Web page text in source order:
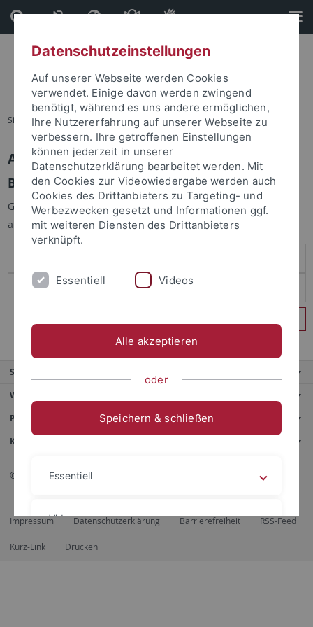
Direkt
zum
Inhalt
Direkt
zur
Fußleiste
Sie sind hier: Startseite
Anmelden
Benutzeranmeldung
Geben Sie Ihren Benutzernamen und Ihr Passwort an um sich
anzumelden:
Service
Weitere Angebote
Portale
Kontaktinfo
© 2026 Eberhard Karls Universität Tübingen, Tübingen
Impressum Datenschutzerklärung Barrierefreiheit RSS-Feed
Kurz-Link Drucken
Datenschutzeinstellungen
Auf unserer Webseite werden Cookies
verwendet. Einige davon werden zwingend
benötigt, während es uns andere ermöglichen,
Ihre Nutzererfahrung auf unserer Webseite zu
verbessern. Ihre getroffenen Einstellungen
können jederzeit in unserer
Datenschutzerklärung bearbeitet werden. Mit
den Cookies zur Videowiedergabe werden auch
Cookies des Drittanbieters zu Targeting- und
Werbezwecken gesetzt und Informationen ggf.
mit weiteren Diensten des Drittanbieters
verknüpft.
Essentiell Videos
Alle akzeptieren
oder
Speichern & schließen
Essentiell
Videos